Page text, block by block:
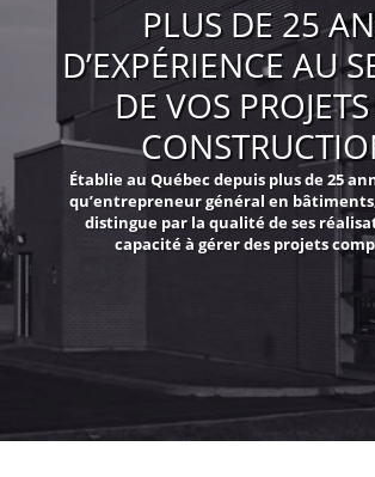
PLUS DE 25
D’EXPÉRIENCE AU
DE VOS
Établie au Québec depuis plus de 25
qu’entrepreneur général en
distingue par la qualité de ses
capacité à gérer des projets